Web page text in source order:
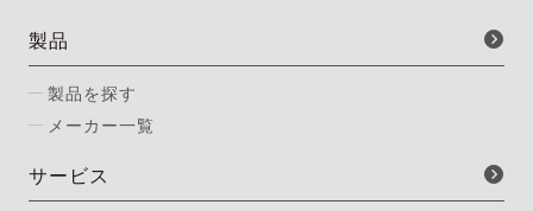
製品
製品を探す
メーカー一覧
サービス